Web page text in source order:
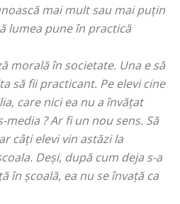
mai mult sau mai puțin
lumea pune în practică
morală în societate. Una e să
să fii practicant. Pe elevi cine
care nici ea nu a învățat
media ? Ar fi un nou sens. Să
câți elevi vin astăzi la
Deși, după cum deja s-a
în școală, ea nu se învață ca